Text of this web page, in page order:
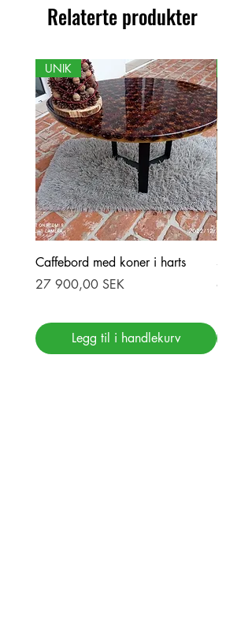
Relaterte produkter
UNIK
Caffebord med koner i harts
Pris
27 900,00 SEK
Legg til i handlekurv
Stor
Pris
69